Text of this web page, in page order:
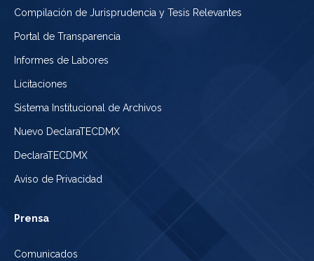
Compilación de Jurisprudencia y Tesis Relevantes
Portal de Transparencia
Informes de Labores
Licitaciones
Sistema Institucional de Archivos
Nuevo DeclaraTECDMX
DeclaraTECDMX
Aviso de Privacidad
Prensa
Comunicados